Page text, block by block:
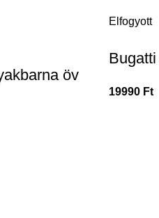
öv
Elfogyott
19990 Ft